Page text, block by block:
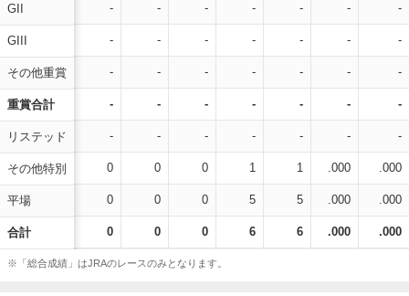
GII
GIII
その他重賞
重賞合計
リステッド
その他特別
平場
合計
- - - - - - -
- - - - - - -
- - - - - - -
- - - - - - -
- - - - - - -
0 0 0 1 1 .000 .000
0 0 0 5 5 .000 .000
0 0 0 6 6 .000 .000
※「総合成績」はJRAのレースのみとなります。